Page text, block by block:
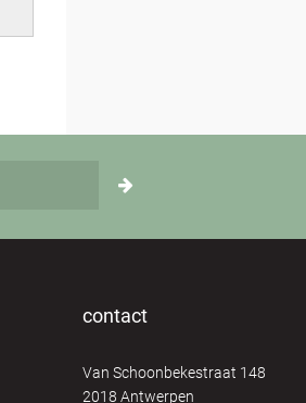
contact
Van Schoonbekestraat 148
2018 Antwerpen